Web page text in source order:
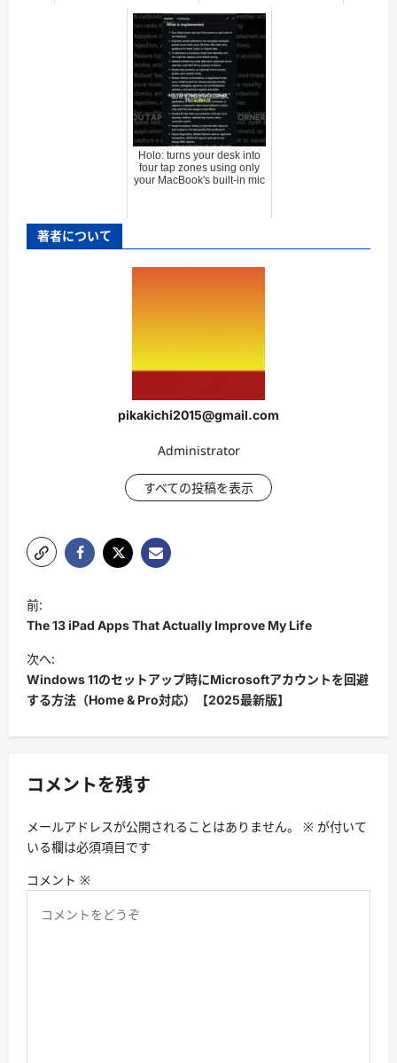
Holo: turns your desk into
four tap zones using only
your MacBook's built-in mic
著者について
pikakichi2015@gmail.com
Administrator
すべての投稿を表示
投
稿
ナ
ビ
ゲ
ー
ョ
前:
The 13 iPad Apps That Actually Improve My Life
次へ:
Windows 11のセットアップ時にMicrosoftアカウントを回避
する方法（Home & Pro対応）【2025最新版】
コメントを残す
メールアドレスが公開されることはありません。 ※ が付いて
いる欄は必須項目です
コメント ※